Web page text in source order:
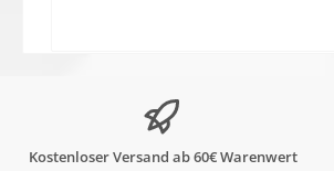
Kostenloser Versand ab 60€ Warenwert